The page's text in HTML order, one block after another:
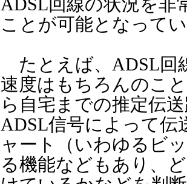
ADSL回線の状況を非
ことが可能となって
たとえば、ADSL回
速度はもちろんのこ
ら自宅までの推定伝
ADSL信号によって
ャート（いわゆるビ
る機能などもあり、